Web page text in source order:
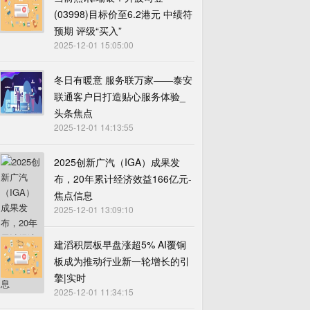
(03998)目标价至6.2港元 中绩符
预期 评级“买入”
2025-12-01 15:05:00
冬日有暖意 服务联万家——泰安
联通客户日打造贴心服务体验_
头条焦点
2025-12-01 14:13:55
2025创新广汽（IGA）成果发
布，20年累计经济效益166亿元-
焦点信息
2025-12-01 13:09:10
建滔积层板早盘涨超5% AI覆铜
板成为推动行业新一轮增长的引
擎|实时
2025-12-01 11:34:15